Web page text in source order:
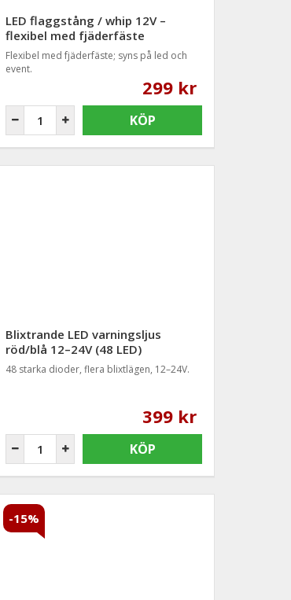
LED flaggstång / whip 12V –
flexibel med fjäderfäste
Flexibel med fjäderfäste; syns på led och
event.
299 kr
KÖP
Blixtrande LED varningsljus
röd/blå 12–24V (48 LED)
48 starka dioder, flera blixtlägen, 12–24V.
399 kr
KÖP
-15%